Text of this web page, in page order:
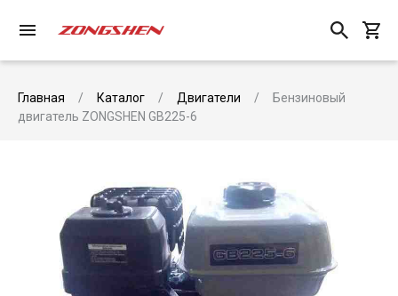
Главная Каталог Двигатели
Бензиновый
двигатель ZONGSHEN GB225-6